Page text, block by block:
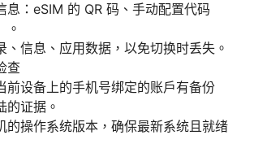
息：eSIM 的 QR 码、手动配置代码
。
、信息、应用数据，以免切换时丢失。
查
前设备上的手机号绑定的账户有备份
的证据。
的操作系统版本，确保最新系统且就绪